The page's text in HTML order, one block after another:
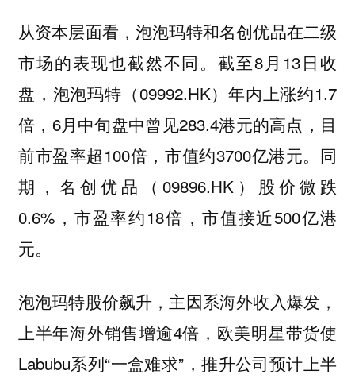
从资本层面看，泡泡玛特和名创优品在二级
市场的表现也截然不同。截至8月13日收
盘，泡泡玛特（09992.HK）年内上涨约1.7
倍，6月中旬盘中曾见283.4港元的高点，目
前市盈率超100倍，市值约3700亿港元。同
期，名创优品（09896.HK）股价微跌
0.6%，市盈率约18倍，市值接近500亿港
元。
泡泡玛特股价飙升，主因系海外收入爆发，
上半年海外销售增逾4倍，欧美明星带货使
Labubu系列“一盒难求”，推升公司预计上半